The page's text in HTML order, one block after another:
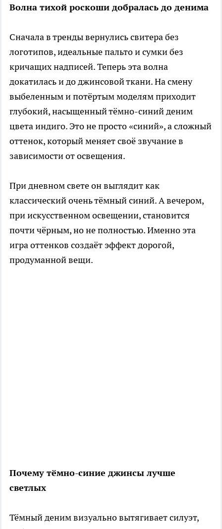
Волна тихой роскоши добралась до денима
Сначала в тренды вернулись свитера без
логотипов, идеальные пальто и сумки без
кричащих надписей. Теперь эта волна
докатилась и до джинсовой ткани. На смену
выбеленным и потёртым моделям приходит
глубокий, насыщенный тёмно-синий деним
цвета индиго. Это не просто «синий», а сложный
оттенок, который меняет своё звучание в
зависимости от освещения.
При дневном свете он выглядит как
классический очень тёмный синий. А вечером,
при искусственном освещении, становится
почти чёрным, но не полностью. Именно эта
игра оттенков создаёт эффект дорогой,
продуманной вещи.
Почему тёмно-синие джинсы лучше
светлых
Тёмный деним визуально вытягивает силуэт,